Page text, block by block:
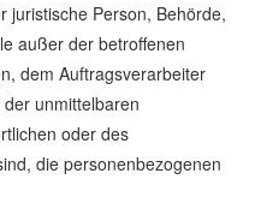
juristische Person, Behörde,
außer der betroffenen
dem Auftragsverarbeiter
unmittelbaren
oder des
die personenbezogenen